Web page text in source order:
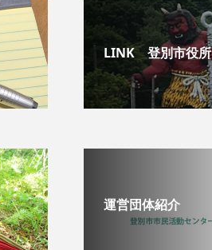
LINK 登別市役所
運営団体紹介